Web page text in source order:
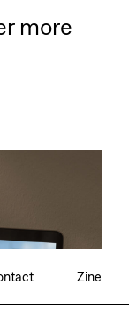
Berlin—Munich
more
Zine